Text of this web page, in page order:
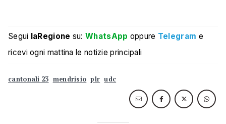
Segui laRegione su:WhatsApp oppure Telegram e
ricevi ogni mattina le notizie principali
cantonali 23 mendrisio plr udc